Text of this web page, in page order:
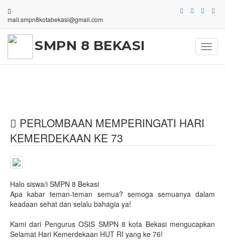
mail.smpn8kotabekasi@gmail.com
SMPN 8 BEKASI
PERLOMBAAN MEMPERINGATI HARI
KEMERDEKAAN KE 73
Halo siswa/i SMPN 8 Bekasi
Apa kabar teman-teman semua? semoga semuanya dalam
keadaan sehat dan selalu bahagia ya!
Kami dari Pengurus OSIS SMPN 8 kota Bekasi mengucapkan
Selamat Hari Kemerdekaan HUT RI yang ke 76!